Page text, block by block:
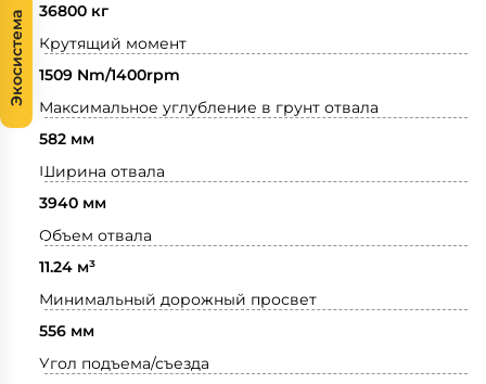
36800 кг
Крутящий момент
1509 Nm/1400rpm
Максимальное углубление в грунт отвала
582 мм
Ширина отвала
3940 мм
Объем отвала
11.24 м³
Минимальный дорожный просвет
556 мм
Угол подъема/съезда
Экосистема